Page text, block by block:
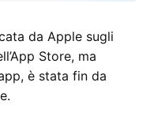
da Apple sugli
Store, ma
è stata fin da